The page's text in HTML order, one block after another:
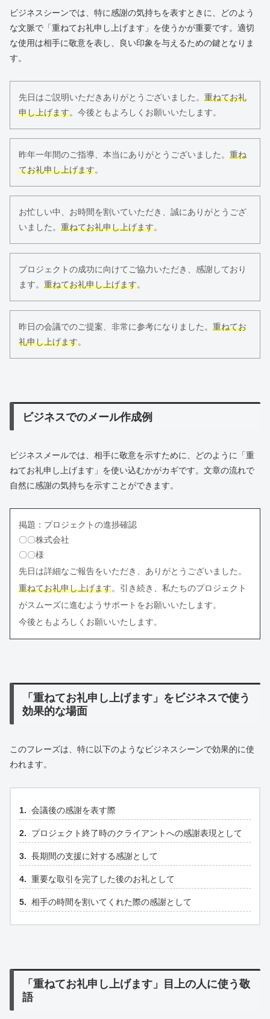
ビジネスシーンでは、特に感謝の気持ちを表すときに、どのよう
な文脈で「重ねてお礼申し上げます」を使うかが重要です。適切
な使用は相手に敬意を表し、良い印象を与えるための鍵となりま
す。
先日はご説明いただきありがとうございました。 重ねてお礼
申し上げます。今後ともよろしくお願いいたします。
昨年一年間のご指導、本当にありがとうございました。 重ね
てお礼申し上げます。
お忙しい中、お時間を割いていただき、誠にありがとうござ
いました。 重ねてお礼申し上げます。
プロジェクトの成功に向けてご協力いただき、感謝しており
ます。 重ねてお礼申し上げます。
昨日の会議でのご提案、非常に参考になりました。 重ねてお
礼申し上げます。
ビジネスでのメール作成例
ビジネスメールでは、相手に敬意を示すために、どのように「重
ねてお礼申し上げます」を使い込むかがカギです。文章の流れで
自然に感謝の気持ちを示すことができます。
掲題：プロジェクトの進捗確認
〇〇株式会社
〇〇様
先日は詳細なご報告をいただき、ありがとうございました。
重ねてお礼申し上げます。引き続き、私たちのプロジェクト
がスムーズに進むようサポートをお願いいたします。
今後ともよろしくお願いいたします。
「重ねてお礼申し上げます」をビジネスで使う
効果的な場面
このフレーズは、特に以下のようなビジネスシーンで効果的に使
われます。
会議後の感謝を表す際
プロジェクト終了時のクライアントへの感謝表現として
長期間の支援に対する感謝として
重要な取引を完了した後のお礼として
相手の時間を割いてくれた際の感謝として
「重ねてお礼申し上げます」目上の人に使う敬
語